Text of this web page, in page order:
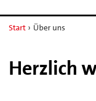
Start › Über uns
Herzlich